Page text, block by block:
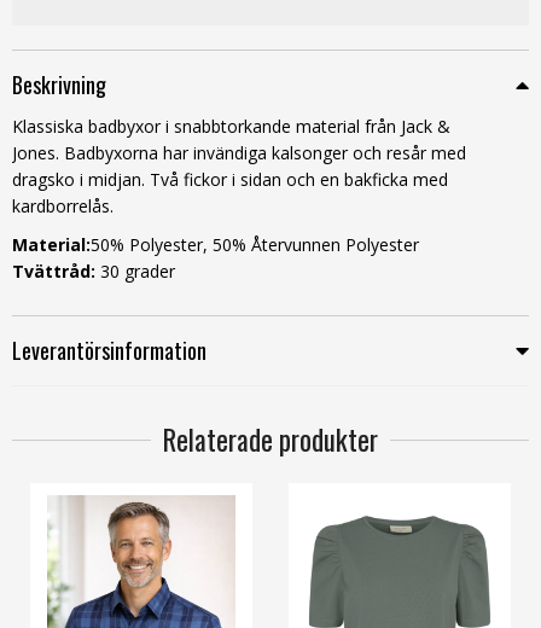
Beskrivning
Klassiska badbyxor i snabbtorkande material från Jack &
Jones. Badbyxorna har invändiga kalsonger och resår med
dragsko i midjan. Två fickor i sidan och en bakficka med
kardborrelås.
Material:50% Polyester, 50% Återvunnen Polyester
Tvättråd: 30 grader
Leverantörsinformation
Relaterade produkter